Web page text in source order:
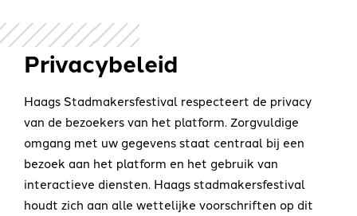
Privacybeleid
Haags Stadmakersfestival respecteert de privacy
van de bezoekers van het platform. Zorgvuldige
omgang met uw gegevens staat centraal bij een
bezoek aan het platform en het gebruik van
interactieve diensten. Haags stadmakersfestival
houdt zich aan alle wettelijke voorschriften op dit